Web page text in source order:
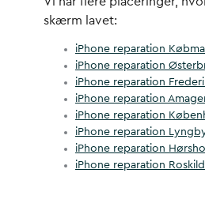
skærm lavet:
iPhone reparation
iPhone reparation
iPhone reparation
iPhone reparation
iPhone reparation
iPhone reparation
iPhone reparation
iPhone reparation